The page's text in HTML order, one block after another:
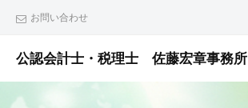
お問い合わせ
公認会計士・税理士 佐藤宏章事務所
公
認